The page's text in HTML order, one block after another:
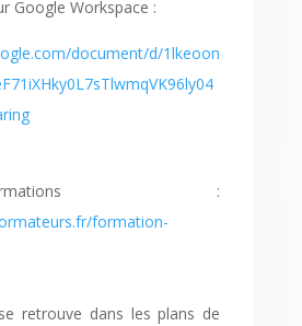
Google Workspace :
document/d/1lkeoon
Formations :
formation-
retrouve dans les plans de